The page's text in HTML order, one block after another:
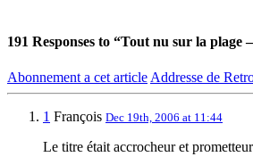
191 Responses to “Tout nu sur la plage
Abonnement a cet article Addresse de
1 François Dec 19th, 2006 at 11:44
Le titre était accrocheur et